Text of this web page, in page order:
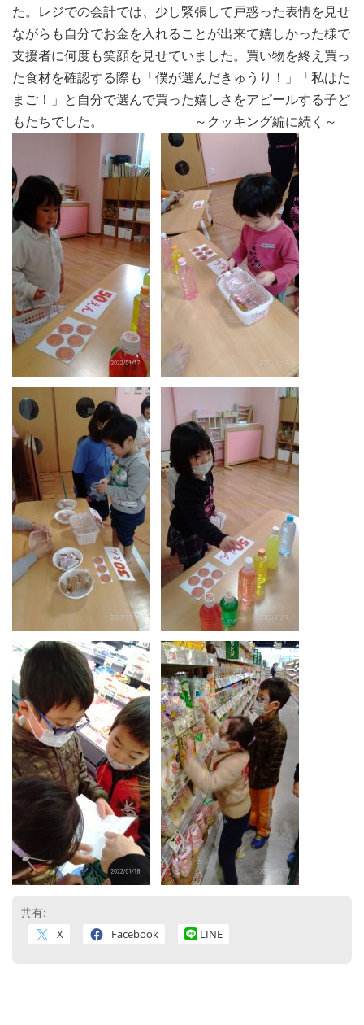
た。レジでの会計では、少し緊張して戸惑った表情を見せ
ながらも自分でお金を入れることが出来て嬉しかった様で
支援者に何度も笑顔を見せていました。買い物を終え買っ
た食材を確認する際も「僕が選んだきゅうり！」「私はた
まご！」と自分で選んで買った嬉しさをアピールする子ど
もたちでした。 ～クッキング編に続く～
共有:
X Facebook LINE